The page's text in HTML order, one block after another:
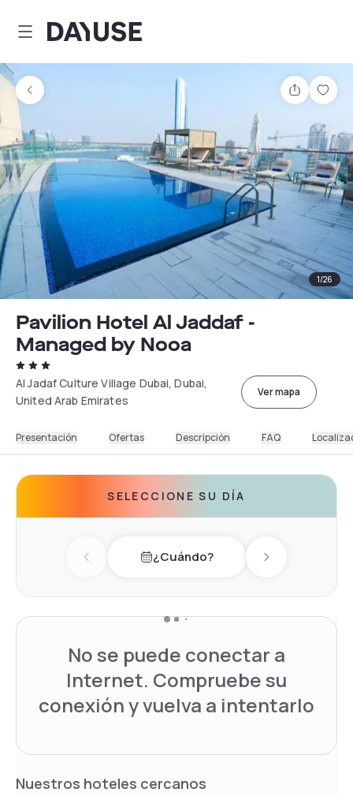
Dayuse
1/26
Pavilion Hotel Al Jaddaf -
Managed by Nooa
Al Jadaf Culture Village Dubai, Dubai,
United Arab Emirates
Ver mapa
Presentación Ofertas Descripción FAQ
SELECCIONE SU DÍA
Previous day¿Cuándo? Next day
No se puede conectar a
Internet. Compruebe su
conexión y vuelva a intentarlo
Nuestros hoteles cercanos